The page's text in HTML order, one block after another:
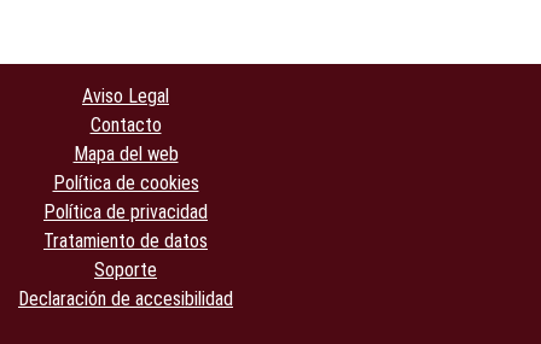
Aviso Legal
Contacto
Mapa del web
Política de cookies
Política de privacidad
Tratamiento de datos
Soporte
Declaración de accesibilidad